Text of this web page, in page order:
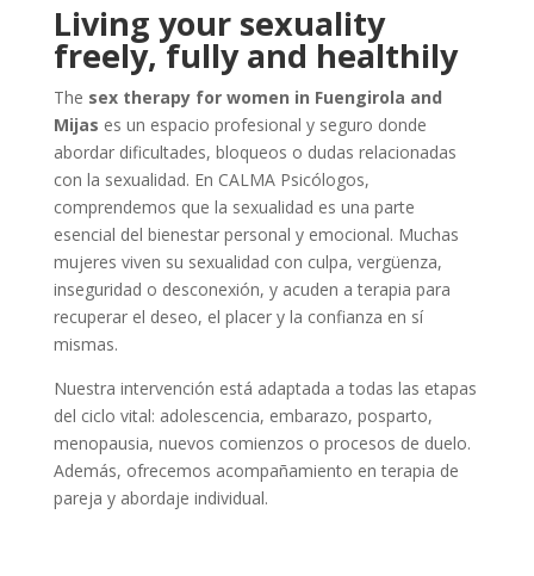
Living your sexuality
freely, fully and healthily
The sex therapy for women in Fuengirola and
Mijas es un espacio profesional y seguro donde
abordar dificultades, bloqueos o dudas relacionadas
con la sexualidad. En CALMA Psicólogos,
comprendemos que la sexualidad es una parte
esencial del bienestar personal y emocional. Muchas
mujeres viven su sexualidad con culpa, vergüenza,
inseguridad o desconexión, y acuden a terapia para
recuperar el deseo, el placer y la confianza en sí
mismas.
Nuestra intervención está adaptada a todas las etapas
del ciclo vital: adolescencia, embarazo, posparto,
menopausia, nuevos comienzos o procesos de duelo.
Además, ofrecemos acompañamiento en terapia de
pareja y abordaje individual.